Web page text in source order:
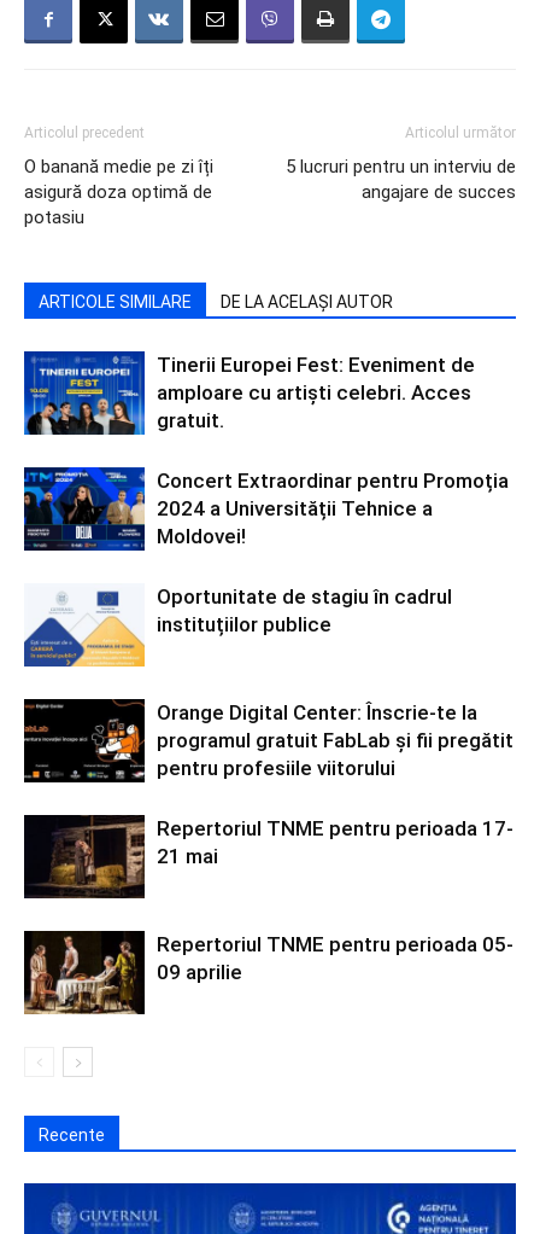
Articolul precedent
O banană medie pe zi îți
asigură doza optimă de
potasiu
Articolul următor
5 lucruri pentru un interviu de
angajare de succes
ARTICOLE SIMILARE DE LA ACELAȘI AUTOR
Tinerii Europei Fest: Eveniment de
amploare cu artiști celebri. Acces
gratuit.
Concert Extraordinar pentru Promoția
2024 a Universității Tehnice a
Moldovei!
Oportunitate de stagiu în cadrul
instituțiilor publice
Orange Digital Center: Înscrie-te la
programul gratuit FabLab și fii pregătit
pentru profesiile viitorului
Repertoriul TNME pentru perioada 17-
21 mai
Repertoriul TNME pentru perioada 05-
09 aprilie
Recente